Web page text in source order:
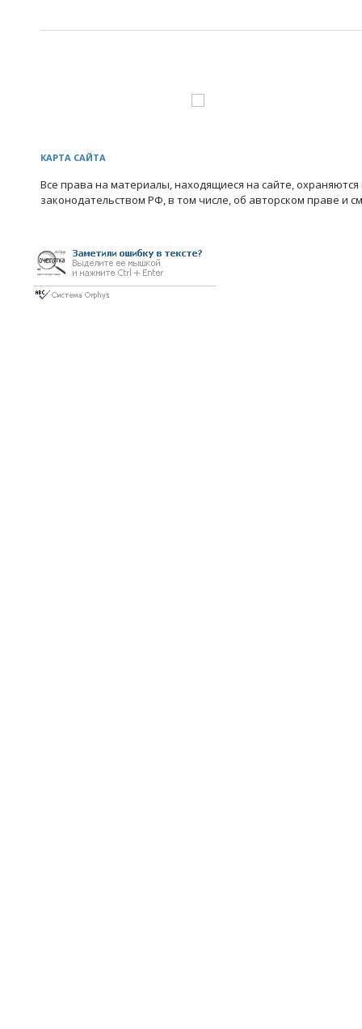
КАРТА САЙТА
Все права на материалы, находящиеся на сайте, охраняются
законодательством РФ, в том числе, об авторском праве и